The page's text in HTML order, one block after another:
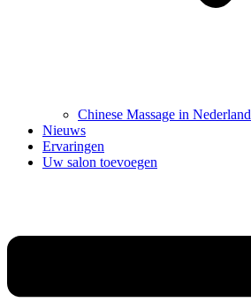
Chinese Massage in Nederland
Nieuws
Ervaringen
Uw salon toevoegen